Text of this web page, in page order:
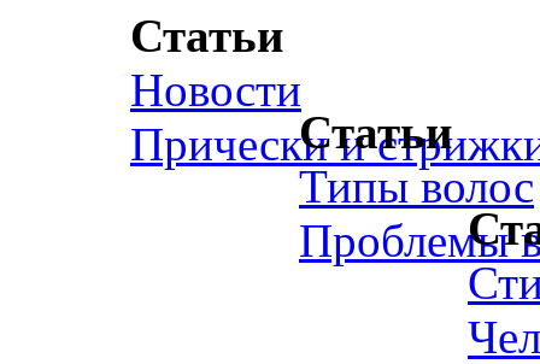
Статьи
Новости
Прически иСтатьи
Типы волос
Проблемы